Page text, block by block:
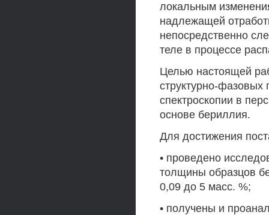
локальным
надлежащей
непосредственно
теле в процессе
Целью настоящей
структурно-
спектроскопии в
основе бериллия.
Для достижения
• проведено
толщины образцов
0,09 до 5 масс. %;
• получены и